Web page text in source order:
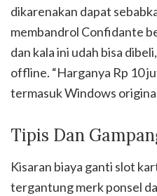
dikarenakan dapat
membandrol Confidante
dan kala ini udah bisa
offline. “Harganya Rp 10
termasuk Windows
Tipis Dan
Kisaran biaya ganti slot
tergantung merk ponsel